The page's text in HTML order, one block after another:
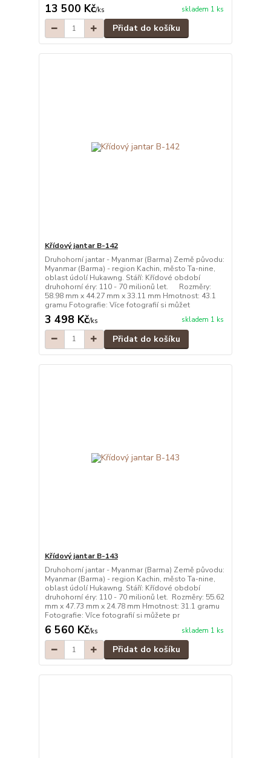
13 500 Kč/ks skladem 1 ks
Přidat do košíku
Křídový jantar B-142
Druhohorní jantar - Myanmar (Barma) Země původu:
Myanmar (Barma) - region Kachin, město Ta-nine,
oblast údolí Hukawng. Stáří: Křídové období
druhohorní éry: 110 - 70 milionů let. Rozměry:
58.98 mm x 44.27 mm x 33.11 mm Hmotnost: 43.1
gramu Fotografie: Více fotografií si můžet
3 498 Kč/ks skladem 1 ks
Přidat do košíku
Křídový jantar B-143
Druhohorní jantar - Myanmar (Barma) Země původu:
Myanmar (Barma) - region Kachin, město Ta-nine,
oblast údolí Hukawng. Stáří: Křídové období
druhohorní éry: 110 - 70 milionů let. Rozměry: 55.62
mm x 47.73 mm x 24.78 mm Hmotnost: 31.1 gramu
Fotografie: Více fotografií si můžete pr
6 560 Kč/ks skladem 1 ks
Přidat do košíku